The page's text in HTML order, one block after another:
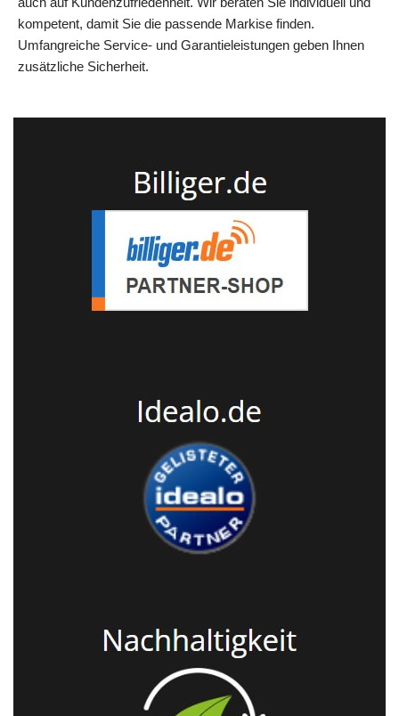
kompetent, damit Sie die passende Markise finden.
Umfangreiche Service‑ und Garantieleistungen geben Ihnen
zusätzliche Sicherheit.